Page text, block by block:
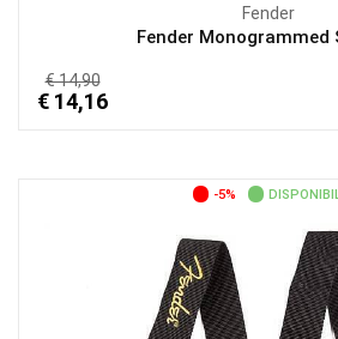
Fender
Fender Monogrammed
€ 14,90
€ 14,16
-5%